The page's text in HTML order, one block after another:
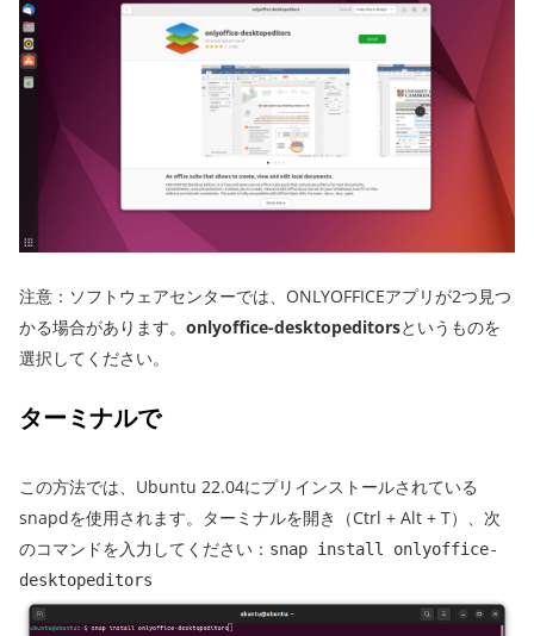
注意：ソフトウェアセンターでは、ONLYOFFICEアプリが2つ見つ
かる場合があります。 onlyoffice-desktopeditorsというものを
選択してください。
ターミナルで
この方法では、Ubuntu 22.04にプリインストールされている
snapdを使用されます。ターミナルを開き（Ctrl + Alt + T）、次
のコマンドを入力してください： snap install onlyoffice-
desktopeditors